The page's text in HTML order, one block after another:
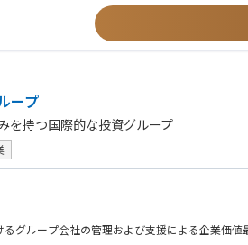
を担当していただきます。また、経理チームの
は、経理業務の枠を超え、事業成長を支えるダ
。成長を続けるほぼ日のビジネスを支えなが
ープ
を持つ国際的な投資グループ
グループ会社の管理および支援による企業価値